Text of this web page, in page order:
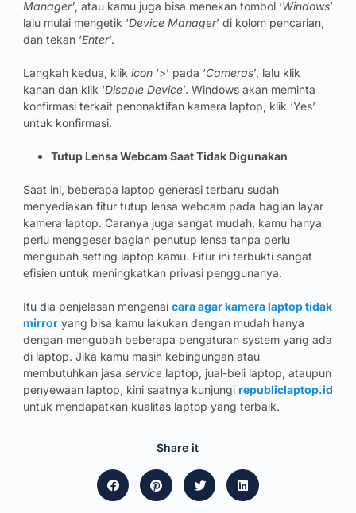
Share it
Manager’, atau kamu juga bisa menekan tombol ‘Windows’
lalu mulai mengetik ‘Device Manager’ di kolom pencarian,
dan tekan ‘Enter’.
Langkah kedua, klik icon‘>’ pada ‘Cameras’, lalu klik
kanan dan klik ‘Disable Device’. Windows akan meminta
konfirmasi terkait penonaktifan kamera laptop, klik ‘Yes’
untuk konfirmasi.
Tutup Lensa Webcam Saat Tidak Digunakan
Saat ini, beberapa laptop generasi terbaru sudah
menyediakan fitur tutup lensa webcam pada bagian layar
kamera laptop. Caranya juga sangat mudah, kamu hanya
perlu menggeser bagian penutup lensa tanpa perlu
mengubah setting laptop kamu. Fitur ini terbukti sangat
efisien untuk meningkatkan privasi penggunanya.
Itu dia penjelasan mengenai cara agar kamera laptop tidak
mirroryang bisa kamu lakukan dengan mudah hanya
dengan mengubah beberapa pengaturan system yang ada
di laptop. Jika kamu masih kebingungan atau
membutuhkan jasa servicelaptop, jual-beli laptop, ataupun
penyewaan laptop, kini saatnya kunjungi republiclaptop.id
untuk mendapatkan kualitas laptop yang terbaik.